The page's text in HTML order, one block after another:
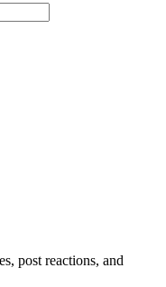
post reactions, and